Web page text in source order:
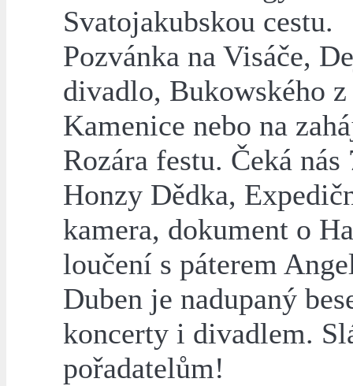
Svatojakubskou cestu.
Pozvánka na Visáče,
divadlo, Bukowského z
Kamenice nebo na
Rozára festu. Čeká nás
Honzy Dědka,
kamera, dokument o
loučení s páterem
Duben je nadupaný
koncerty i divadlem.
pořadatelům!